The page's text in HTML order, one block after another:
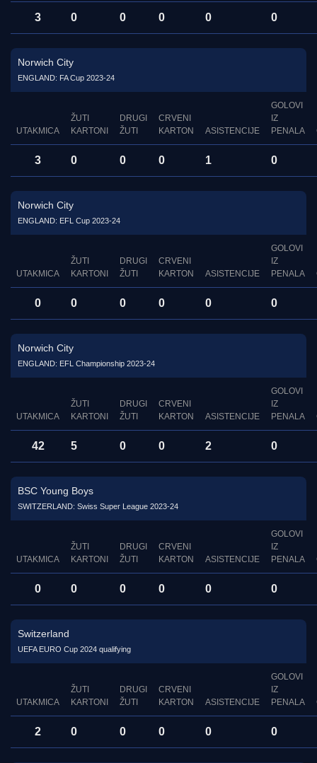
3 0 0 0 0 0
Norwich City
ENGLAND: FA Cup 2023-24
UTAKMICA
ŽUTI
KARTONI
DRUGI
ŽUTI
CRVENI
KARTON
ASISTENCIJE
GOLOVI
IZ
PENALA
3 0 0 0 1 0
Norwich City
ENGLAND: EFL Cup 2023-24
UTAKMICA
ŽUTI
KARTONI
DRUGI
ŽUTI
CRVENI
KARTON
ASISTENCIJE
GOLOVI
IZ
PENALA
0 0 0 0 0 0
Norwich City
ENGLAND: EFL Championship 2023-24
UTAKMICA
ŽUTI
KARTONI
DRUGI
ŽUTI
CRVENI
KARTON
ASISTENCIJE
GOLOVI
IZ
PENALA
42 5 0 0 2 0
BSC Young Boys
SWITZERLAND: Swiss Super League 2023-24
UTAKMICA
ŽUTI
KARTONI
DRUGI
ŽUTI
CRVENI
KARTON
ASISTENCIJE
GOLOVI
IZ
PENALA
0 0 0 0 0 0
Switzerland
UEFA EURO Cup 2024 qualifying
UTAKMICA
ŽUTI
KARTONI
DRUGI
ŽUTI
CRVENI
KARTON
ASISTENCIJE
GOLOVI
IZ
PENALA
2 0 0 0 0 0